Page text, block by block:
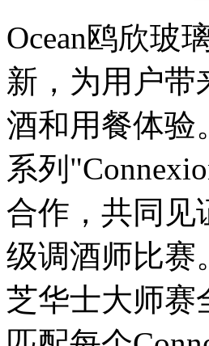
Ocean鸥欣玻
新，为用户带
酒和用餐体验
系列
合作，共同见
级调酒师比赛
芝华士大师赛